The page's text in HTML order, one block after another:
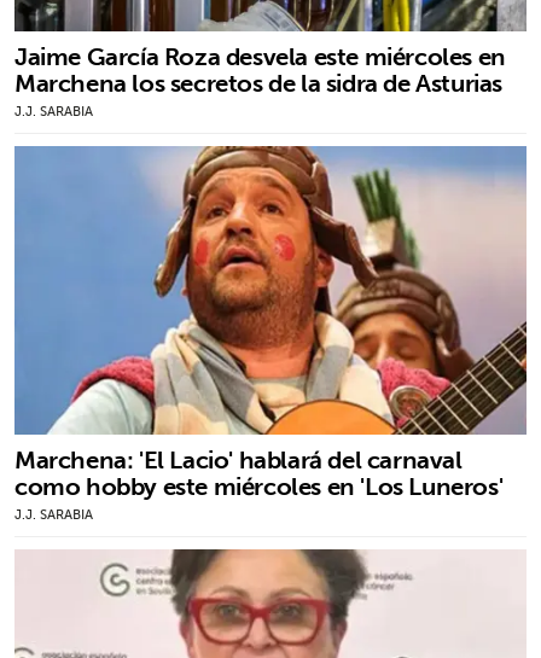
Jaime García Roza desvela este miércoles en
Marchena los secretos de la sidra de Asturias
J.J. SARABIA
Marchena: 'El Lacio' hablará del carnaval
como hobby este miércoles en 'Los Luneros'
J.J. SARABIA